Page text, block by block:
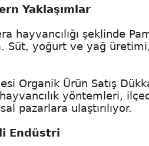
Yaklaşımlar
hayvancılığı şeklinde
yoğurt ve yağ üretimi,
Organik Ürün Satış
yöntemleri,
pazarlara ulaştırılıyor.
Endüstri